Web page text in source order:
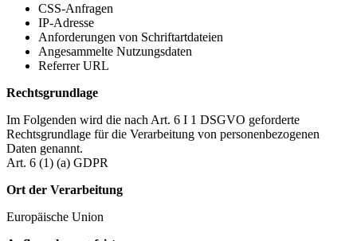
CSS-Anfragen
IP-Adresse
Anforderungen von Schriftartdateien
Angesammelte Nutzungsdaten
Referrer URL
Rechtsgrundlage
Im Folgenden wird die nach Art. 6 I 1 DSGVO geforderte
Rechtsgrundlage für die Verarbeitung von personenbezogenen
Daten genannt.
Art. 6 (1) (a) GDPR
Ort der Verarbeitung
Europäische Union